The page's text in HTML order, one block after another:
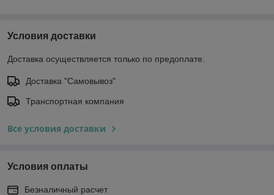
Условия доставки
Доставка осуществляется только по предоплате.
Доставка "Самовывоз"
Транспортная компания
Все условия доставки
Условия оплаты
Безналичный расчет